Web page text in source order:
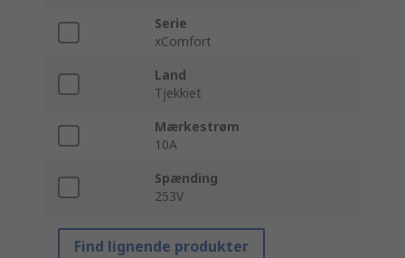
Serie
xComfort
Land
Tjekkiet
Mærkestrøm
10A
Spænding
253V
Find lignende produkter